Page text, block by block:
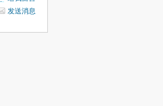
发送消息